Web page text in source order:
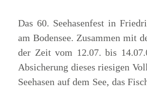
Das 60. Seehasenfest in
am Bodensee. Zusammen mit
der Zeit vom 12.07. bis
Absicherung dieses riesigen
Seehasen auf dem See, das